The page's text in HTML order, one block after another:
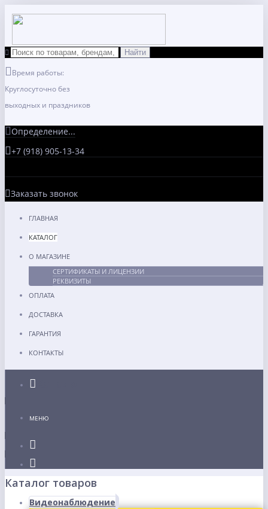
Время работы:
Круглосуточно без
выходных и праздников
Определение...
+7 (918) 905-13-34
Заказать звонок
ГЛАВНАЯ
КАТАЛОГ
О МАГАЗИНЕ
СЕРТИФИКАТЫ И ЛИЦЕНЗИИ
РЕКВИЗИТЫ
ОПЛАТА
ДОСТАВКА
ГАРАНТИЯ
КОНТАКТЫ
МЕНЮ
Каталог товаров
Видеонаблюдение